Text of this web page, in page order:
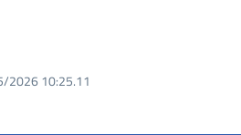
2026 10:25.11